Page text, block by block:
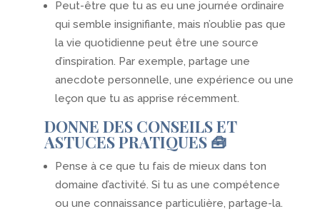
Peut-être que tu as eu une journée ordinaire
qui semble insignifiante, mais n’oublie pas que
la vie quotidienne peut être une source
d’inspiration. Par exemple, partage une
anecdote personnelle, une expérience ou une
leçon que tu as apprise récemment.
DONNE DES CONSEILS ET
ASTUCES PRATIQUES 🧰
Pense à ce que tu fais de mieux dans ton
domaine d’activité. Si tu as une compétence
ou une connaissance particulière, partage-la.